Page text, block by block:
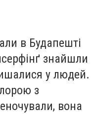
в Будапешті
знайшли
у людей.
з
вона